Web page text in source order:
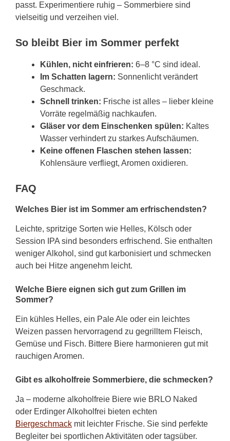
passt. Experimentiere ruhig – Sommerbiere sind
vielseitig und verzeihen viel.
So bleibt Bier im Sommer perfekt
Kühlen, nicht einfrieren: 6–8 °C sind ideal.
Im Schatten lagern: Sonnenlicht verändert
Geschmack.
Schnell trinken: Frische ist alles – lieber kleine
Vorräte regelmäßig nachkaufen.
Gläser vor dem Einschenken spülen: Kaltes
Wasser verhindert zu starkes Aufschäumen.
Keine offenen Flaschen stehen lassen:
Kohlensäure verfliegt, Aromen oxidieren.
FAQ
Welches Bier ist im Sommer am erfrischendsten?
Leichte, spritzige Sorten wie Helles, Kölsch oder
Session IPA sind besonders erfrischend. Sie enthalten
weniger Alkohol, sind gut karbonisiert und schmecken
auch bei Hitze angenehm leicht.
Welche Biere eignen sich gut zum Grillen im
Sommer?
Ein kühles Helles, ein Pale Ale oder ein leichtes
Weizen passen hervorragend zu gegrilltem Fleisch,
Gemüse und Fisch. Bittere Biere harmonieren gut mit
rauchigen Aromen.
Gibt es alkoholfreie Sommerbiere, die schmecken?
Ja – moderne alkoholfreie Biere wie BRLO Naked
oder Erdinger Alkoholfrei bieten echten
Biergeschmack mit leichter Frische. Sie sind perfekte
Begleiter bei sportlichen Aktivitäten oder tagsüber.